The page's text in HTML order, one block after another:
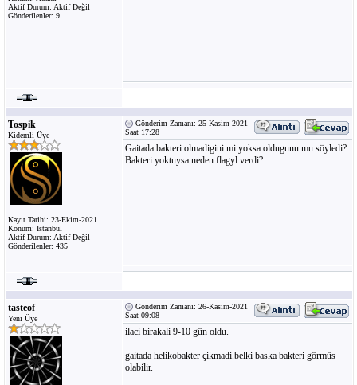
Aktif Durum: Aktif Değil
Gönderilenler: 9
Tospik
Kidemli Üye
Kayıt Tarihi: 23-Ekim-2021
Konum: Istanbul
Aktif Durum: Aktif Değil
Gönderilenler: 435
Gönderim Zamanı: 25-Kasim-2021
Saat 17:28
Gaitada bakteri olmadigini mi yoksa oldugunu mu söyledi?
Bakteri yoktuysa neden flagyl verdi?
tasteof
Yeni Üye
Gönderim Zamanı: 26-Kasim-2021
Saat 09:08
ilaci birakali 9-10 gün oldu.
gaitada helikobakter çikmadi.belki baska bakteri görmüs
olabilir.